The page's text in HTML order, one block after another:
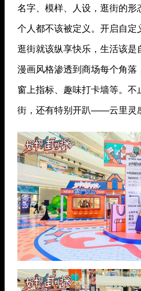
名字、模样、人设，逛街的形
个人都不该被定义。开启自定
逛街就该纵享快乐，生活该是
漫画风格渗透到商场每个角落
窗上指标、趣味打卡墙等。不
街，还有特别开趴——云里灵